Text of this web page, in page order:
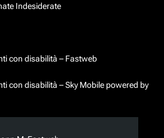
Indesiderate
con disabilità – Fastweb
con disabilità – Sky Mobile powered by